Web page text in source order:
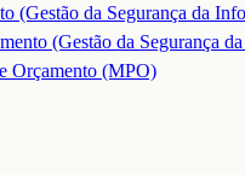
(Gestão da Segurança da
(Gestão da Segurança
Orçamento (MPO)